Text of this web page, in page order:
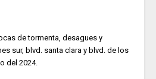
de tormenta, desagues y
sur, blvd. santa clara y blvd. de los
del 2024.